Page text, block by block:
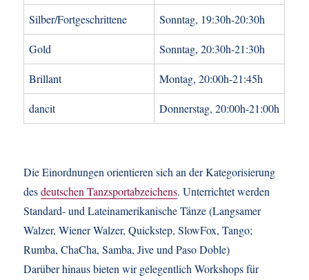
Silber/Fortgeschrittene Sonntag, 19:30h-20:30h
Gold Sonntag, 20:30h-21:30h
Brillant Montag, 20:00h-21:45h
dancit Donnerstag, 20:00h-21:00h
Die Einordnungen orientieren sich an der Kategorisierung
desdeutschen Tanzsportabzeichens. Unterrichtet werden
Standard- und Lateinamerikanische Tänze (Langsamer
Walzer, Wiener Walzer, Quickstep, SlowFox, Tango;
Rumba, ChaCha, Samba, Jive und Paso Doble)
Darüber hinaus bieten wir gelegentlich Workshops für